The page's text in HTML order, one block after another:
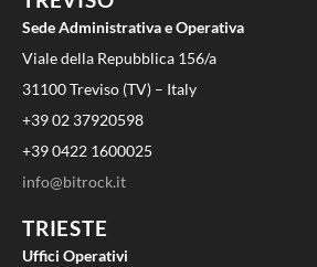
Sede Administrativa e Operativa
Viale della Repubblica 156/a
31100 Treviso (TV) – Italy
+39 02 37920598
+39 0422 1600025
info@bitrock.it
TRIESTE
Uffici Operativi